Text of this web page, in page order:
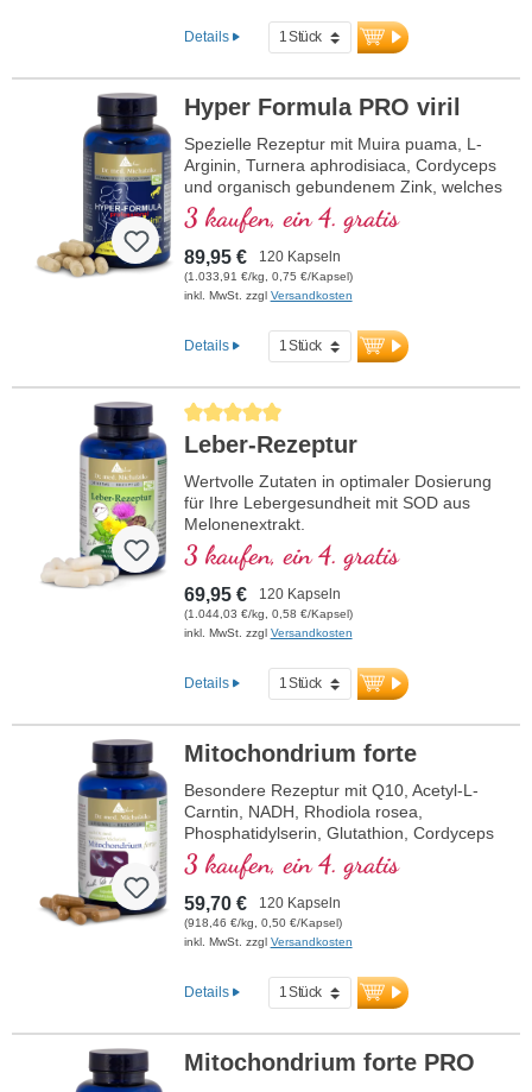
Details
Hyper Formula PRO viril
Spezielle Rezeptur mit Muira puama, L-
Arginin, Turnera aphrodisiaca, Cordyceps
und organisch gebundenem Zink, welches
zum Erhalt einer normalen
Zeugungsfähigkeit und zu einem
normalen Testosteronspiegel im Blut
beiträgt.
3 kaufen, ein 4. gratis
89,95 € 120 Kapseln
(1.033,91 €/kg, 0,75 €/Kapsel)
inkl. MwSt. zzgl Versandkosten
Details
Durchschnittliche Bewertung von 5 von 5 Sternen
Leber-Rezeptur
Wertvolle Zutaten in optimaler Dosierung
für Ihre Lebergesundheit mit SOD aus
Melonenextrakt.
3 kaufen, ein 4. gratis
69,95 € 120 Kapseln
(1.044,03 €/kg, 0,58 €/Kapsel)
inkl. MwSt. zzgl Versandkosten
Details
Mitochondrium forte
Besondere Rezeptur mit Q10, Acetyl-L-
Carntin, NADH, Rhodiola rosea,
Phosphatidylserin, Glutathion, Cordyceps
und Kupfer, welches zu einem normalen
Stoffwechsel zur Energiegewinnung
beiträgt (in Form von ATP in der
Zellatmungskette).
3 kaufen, ein 4. gratis
59,70 € 120 Kapseln
(918,46 €/kg, 0,50 €/Kapsel)
inkl. MwSt. zzgl Versandkosten
Details
Mitochondrium forte PRO